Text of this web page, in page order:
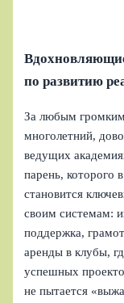
по развитию
За любым
многолетний,
ведущих
парень, которого
становится
своим системам:
поддержка,
аренды в клубы,
успешных
не пытается